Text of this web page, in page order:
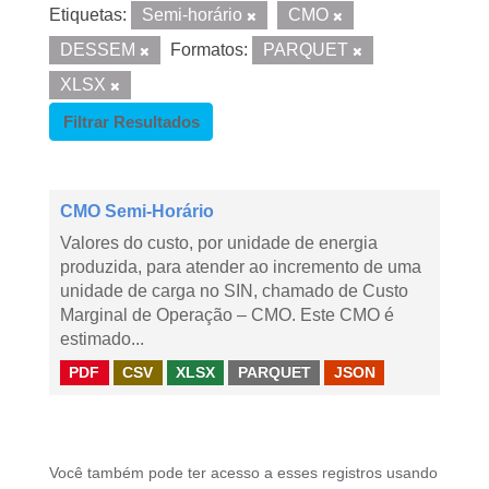
Etiquetas: Semi-horário
CMO
DESSEM
Formatos:
PARQUET
XLSX
Filtrar Resultados
CMO Semi-Horário
Valores do custo, por unidade de energia
produzida, para atender ao incremento de uma
unidade de carga no SIN, chamado de Custo
Marginal de Operação – CMO. Este CMO é
estimado...
PDF CSV XLSX PARQUET JSON
Você também pode ter acesso a esses registros usando